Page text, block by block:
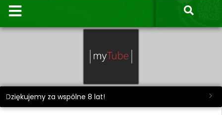
Dziękujemy za wspólne 8 lat!